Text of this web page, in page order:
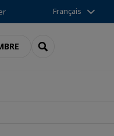
Français
RECHERCHER